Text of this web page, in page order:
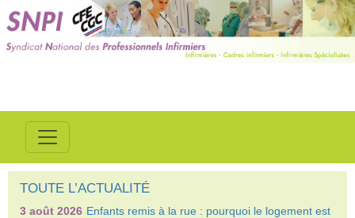
TOUTE L’ACTUALITÉ
3 août 2026 Enfants remis à la rue : pourquoi le logement est